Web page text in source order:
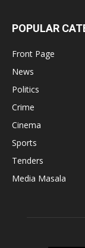
POPULAR
Front Page
News
Politics
Crime
Cinema
Sports
Tenders
Media Masala